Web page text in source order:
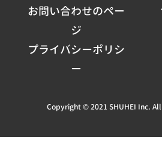
お問い合わせのペー
ジ
プライバシーポリシ
ー
Copyright © 2021 SHUHEI Inc.